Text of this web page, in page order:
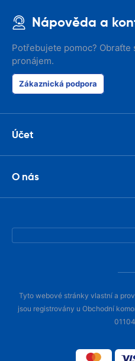
Nápověda a
Potřebujete pomoc? Obraťte
pronájem.
Zákaznická podpora
Účet
O nás
Tyto webové stránky vlastní a
jsou registrovány u Obchodní